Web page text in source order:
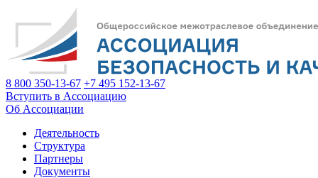
8 800 350-13-67 +7 495 152-13-67
Вступить в Ассоциацию
Об Ассоциации
Деятельность
Структура
Партнеры
Документы